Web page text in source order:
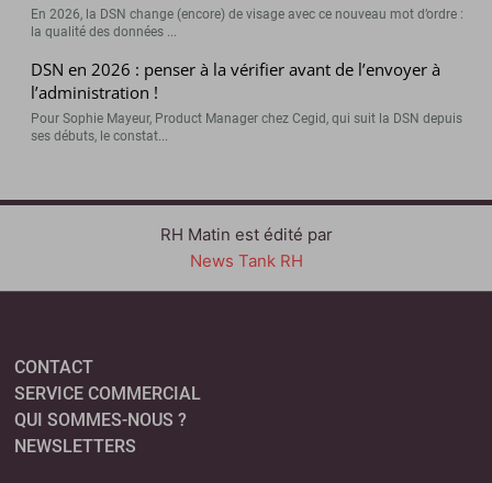
En 2026, la DSN change (encore) de visage avec ce nouveau mot d’ordre :
la qualité des données ...
DSN en 2026 : penser à la vérifier avant de l’envoyer à
l’administration !
Pour Sophie Mayeur, Product Manager chez Cegid, qui suit la DSN depuis
ses débuts, le constat...
RH Matin est édité par
News Tank RH
CONTACT
SERVICE COMMERCIAL
QUI SOMMES-NOUS ?
NEWSLETTERS